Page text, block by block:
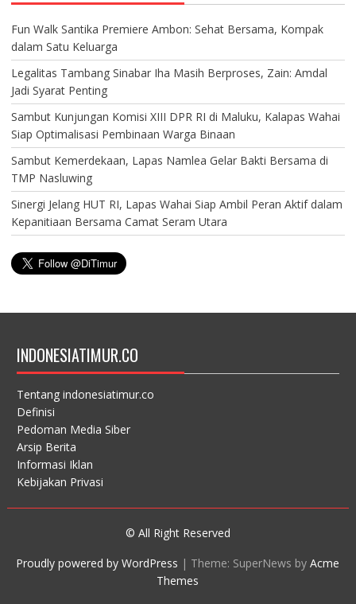
Fun Walk Santika Premiere Ambon: Sehat Bersama, Kompak
dalam Satu Keluarga
Legalitas Tambang Sinabar Iha Masih Berproses, Zain: Amdal
Jadi Syarat Penting
Sambut Kunjungan Komisi XIII DPR RI di Maluku, Kalapas Wahai
Siap Optimalisasi Pembinaan Warga Binaan
Sambut Kemerdekaan, Lapas Namlea Gelar Bakti Bersama di
TMP Nasluwing
Sinergi Jelang HUT RI, Lapas Wahai Siap Ambil Peran Aktif dalam
Kepanitiaan Bersama Camat Seram Utara
INDONESIATIMUR.CO
Tentang indonesiatimur.co
Definisi
Pedoman Media Siber
Arsip Berita
Informasi Iklan
Kebijakan Privasi
© All Right Reserved
Proudly powered by WordPress | Theme: SuperNews byAcme
Themes